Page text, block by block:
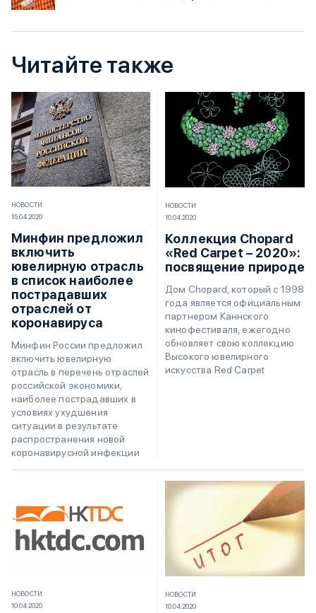
Читайте также
НОВОСТИ
15.04.2020
Минфин предложил
включить
ювелирную отрасль
в список наиболее
пострадавших
отраслей от
коронавируса
Минфин России предложил
включить ювелирную
отрасль в перечень отраслей
российской экономики,
наиболее пострадавших в
условиях ухудшения
ситуации в результате
распространения новой
коронавирусной инфекции
НОВОСТИ
10.04.2020
Коллекция Chopard
«Red Carpet – 2020»:
посвящение природе
Дом Chopard, который с 1998
года является официальным
партнером Каннского
кинофестиваля, ежегодно
обновляет свою коллекцию
Высокого ювелирного
искусства Red Carpet
НОВОСТИ
10.04.2020
НОВОСТИ
10.04.2020